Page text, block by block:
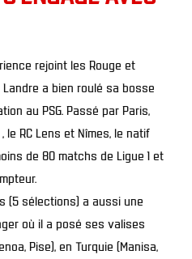
rejoint les Rouge et
a bien roulé sa bosse
au PSG. Passé par Paris,
le RC Lens et Nîmes, le natif
de 80 matchs de Ligue 1 et
(5 sélections) a aussi une
où il a posé ses valises
Pise), en Turquie (Manisa,